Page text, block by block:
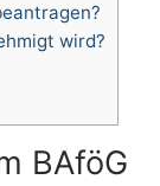
wird?
BAföG